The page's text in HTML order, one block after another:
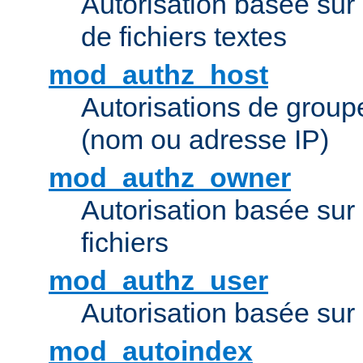
de fichiers textes
mod_authz_host
Autorisations de
(nom ou adresse IP)
mod_authz_owner
Autorisation basée
fichiers
mod_authz_user
Autorisation basée
mod_autoindex